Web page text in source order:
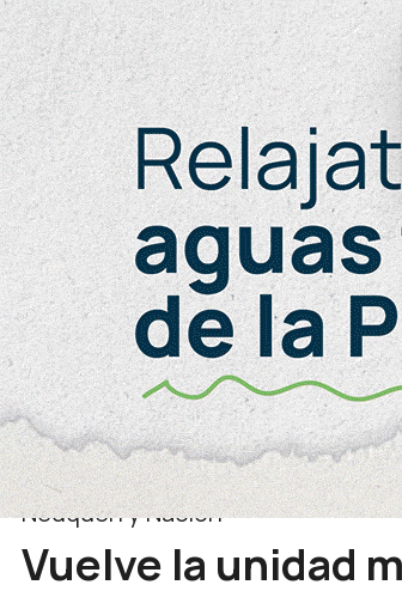
Viernes 7 deAgosto de 2026
Neuquinidad Gabinete
Salud
Neuquén y Nación
Vuelve la unidad